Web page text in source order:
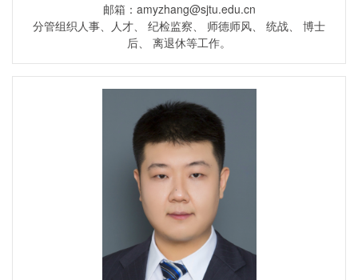
邮箱：amyzhang@sjtu.edu.cn
分管组织人事、人才、 纪检监察、 师德师风、 统战、 博士
后、 离退休等工作。